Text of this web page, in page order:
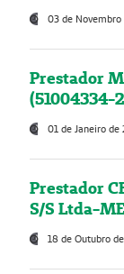
03 de
Prestador
(51004334-
01 de Janeiro de
Prestador
S/S Ltda-
18 de Outubro